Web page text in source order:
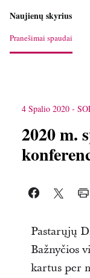
Naujienų skyrius
Pranešimai spaudai
4 Spalio 2020 -
2020 m.
Pastarųjų
Bažnyčios
kartus per